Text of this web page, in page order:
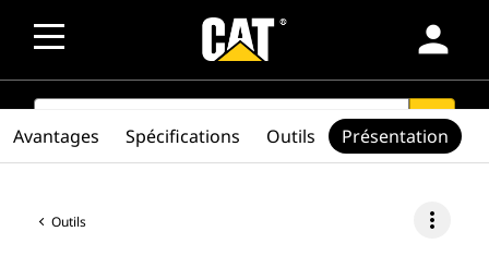
person
SEARCH search
Outils more_vert
Avantages Spécifications Outils Présentation